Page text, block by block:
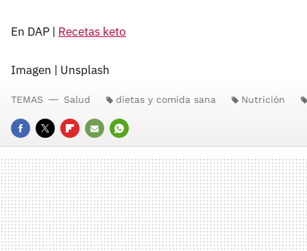
En DAP | Recetas keto
Imagen | Unsplash
FACEBOOK
TWITTERFLIPBOARD
E-
MAIL
WHATSAPP
TEMAS Salud dietas y comida sana Nutrición